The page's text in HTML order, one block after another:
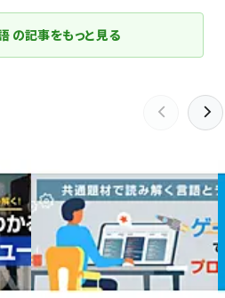
の記事をもっと見る